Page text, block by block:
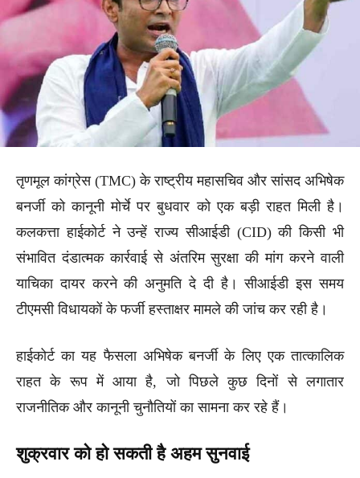
तृणमूल कांग्रेस (TMC) के राष्ट्रीय महासचिव और सांसद अभिषेक
बनर्जी को कानूनी मोर्चे पर बुधवार को एक बड़ी राहत मिली है।
कलकत्ता हाईकोर्ट ने उन्हें राज्य सीआईडी (CID) की किसी भी
संभावित दंडात्मक कार्रवाई से अंतरिम सुरक्षा की मांग करने वाली
याचिका दायर करने की अनुमति दे दी है। सीआईडी इस समय
टीएमसी विधायकों के फर्जी हस्ताक्षर मामले की जांच कर रही है।
हाईकोर्ट का यह फैसला अभिषेक बनर्जी के लिए एक तात्कालिक
राहत के रूप में आया है, जो पिछले कुछ दिनों से लगातार
राजनीतिक और कानूनी चुनौतियों का सामना कर रहे हैं।
शुक्रवार को हो सकती है अहम सुनवाई